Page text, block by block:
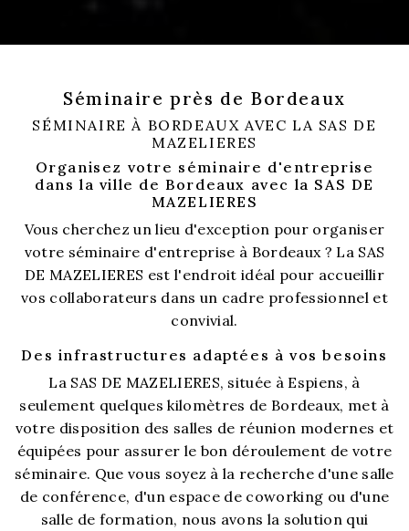
Séminaire près de Bordeaux
SÉMINAIRE À BORDEAUX AVEC LA SAS DE
MAZELIERES
Organisez votre séminaire d'entreprise
dans la ville de Bordeaux avec la SAS DE
MAZELIERES
Vous cherchez un lieu d'exception pour organiser
votre séminaire d'entreprise à Bordeaux ? La SAS
DE MAZELIERES est l'endroit idéal pour accueillir
vos collaborateurs dans un cadre professionnel et
convivial.
Des infrastructures adaptées à vos besoins
La SAS DE MAZELIERES, située à Espiens, à
seulement quelques kilomètres de Bordeaux, met à
votre disposition des salles de réunion modernes et
équipées pour assurer le bon déroulement de votre
séminaire. Que vous soyez à la recherche d'une salle
de conférence, d'un espace de coworking ou d'une
salle de formation, nous avons la solution qui